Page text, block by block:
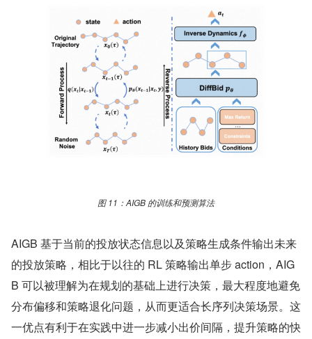
图 11：AIGB 的训练和预测算法
AIGB 基于当前的投放状态信息以及策略生成条件输出未来
的投放策略，相比于以往的 RL 策略输出单步 action，AIG
B 可以被理解为在规划的基础上进行决策，最大程度地避免
分布偏移和策略退化问题，从而更适合长序列决策场景。这
一优点有利于在实践中进一步减小出价间隔，提升策略的快